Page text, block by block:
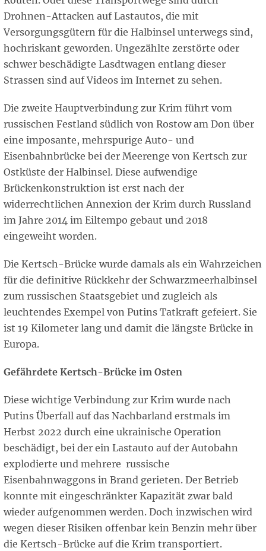
Drohnen-Attacken auf Lastautos, die mit
Versorgungsgütern für die Halbinsel unterwegs sind,
hochriskant geworden. Ungezählte zerstörte oder
schwer beschädigte Lasdtwagen entlang dieser
Strassen sind auf Videos im Internet zu sehen.
Die zweite Hauptverbindung zur Krim führt vom
russischen Festland südlich von Rostow am Don über
eine imposante, mehrspurige Auto- und
Eisenbahnbrücke bei der Meerenge von Kertsch zur
Ostküste der Halbinsel. Diese aufwendige
Brückenkonstruktion ist erst nach der
widerrechtlichen Annexion der Krim durch Russland
im Jahre 2014 im Eiltempo gebaut und 2018
eingeweiht worden.
Die Kertsch-Brücke wurde damals als ein Wahrzeichen
für die definitive Rückkehr der Schwarzmeerhalbinsel
zum russischen Staatsgebiet und zugleich als
leuchtendes Exempel von Putins Tatkraft gefeiert. Sie
ist 19 Kilometer lang und damit die längste Brücke in
Europa.
Gefährdete Kertsch-Brücke im Osten
Diese wichtige Verbindung zur Krim wurde nach
Putins Überfall auf das Nachbarland erstmals im
Herbst 2022 durch eine ukrainische Operation
beschädigt, bei der ein Lastauto auf der Autobahn
explodierte und mehrere russische
Eisenbahnwaggons in Brand gerieten. Der Betrieb
konnte mit eingeschränkter Kapazität zwar bald
wieder aufgenommen werden. Doch inzwischen wird
wegen dieser Risiken offenbar kein Benzin mehr über
die Kertsch-Brücke auf die Krim transportiert.